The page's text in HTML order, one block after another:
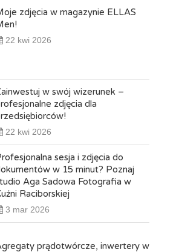
zdjęcia w magazynie ELLAS
22 kwi 2026
w swój wizerunek –
zdjęcia dla
22 kwi 2026
sesja i zdjęcia do
w 15 minut? Poznaj
Aga Sadowa Fotografia w
Raciborskiej
3 mar 2026
prądotwórcze, inwertery w